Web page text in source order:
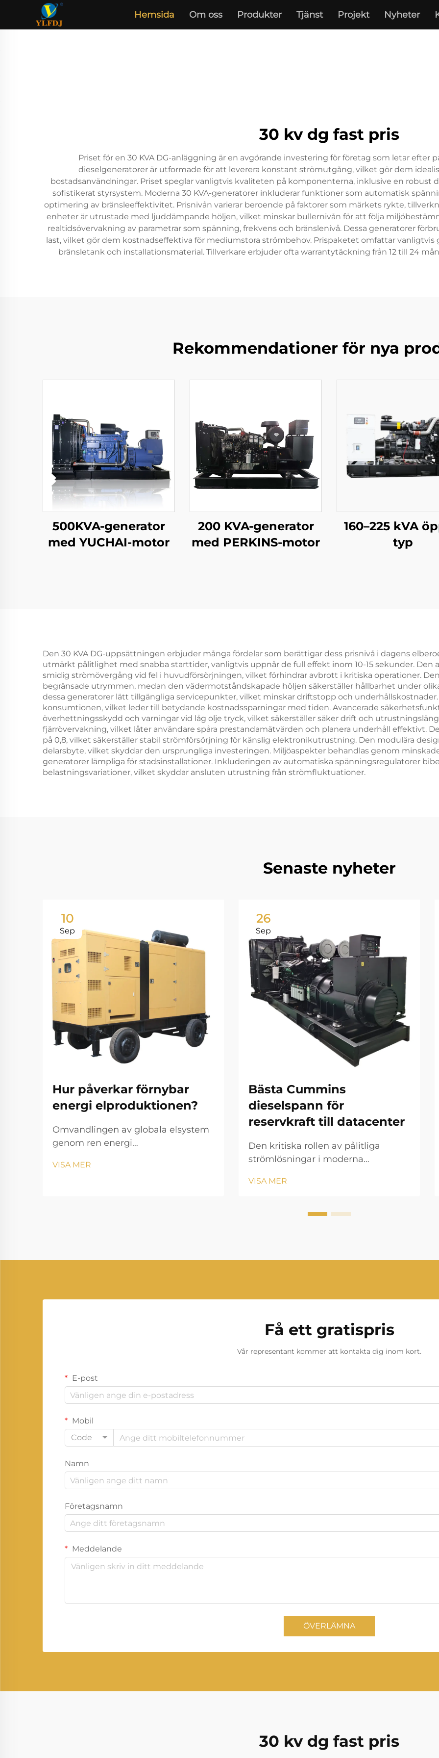
Hemsida Om oss Produkter Tjänst Projekt Nyheter
30 kv dg fast pris
Priset för en 30 KVA DG-anläggning är en avgörande investering för företag som letar efter
dieselgeneratorer är utformade för att leverera konstant strömutgång, vilket gör dem
bostadsanvändningar. Priset speglar vanligtvis kvaliteten på komponenterna, inklusive en robust
sofistikerat styrsystem. Moderna 30 KVA-generatorer inkluderar funktioner som automatisk
optimering av bränsleeffektivitet. Prisnivån varierar beroende på faktorer som märkets rykte,
enheter är utrustade med ljuddämpande höljen, vilket minskar bullernivån för att följa
realtidsövervakning av parametrar som spänning, frekvens och bränslenivå. Dessa generatorer
last, vilket gör dem kostnadseffektiva för mediumstora strömbehov. Prispaketet omfattar
bränsletank och installationsmaterial. Tillverkare erbjuder ofta warrantytäckning från 12 till 24
Rekommendationer för nya
500KVA-generator
med YUCHAI-motor
200 KVA-generator
med PERKINS-motor
160–225 kVA
typ
Den 30 KVA DG-uppsättningen erbjuder många fördelar som berättigar dess prisnivå i dagens
utmärkt pålitlighet med snabba starttider, vanligtvis uppnår de full effekt inom 10-15 sekunder. Den
smidig strömövergång vid fel i huvudförsörjningen, vilket förhindrar avbrott i kritiska operationer.
begränsade utrymmen, medan den vädermotståndskapade höljen säkerställer hållbarhet under
dessa generatorer lätt tillgängliga servicepunkter, vilket minskar driftstopp och
konsumtionen, vilket leder till betydande kostnadssparningar med tiden. Avancerade
överhettningsskydd och varningar vid låg olje tryck, vilket säkerställer säker drift och
fjärrövervakning, vilket låter användare spåra prestandamätvärden och planera underhåll effektivt.
på 0,8, vilket säkerställer stabil strömförsörjning för känslig elektronikutrustning. Den modulära
delarsbyte, vilket skyddar den ursprungliga investeringen. Miljöaspekter behandlas genom
generatorer lämpliga för stadsinstallationer. Inkluderingen av automatiska spänningsregulatorer
belastningsvariationer, vilket skyddar ansluten utrustning från strömfluktuationer.
Senaste nyheter
10
Sep
Hur påverkar förnybar
energi elproduktionen?
Omvandlingen av globala elsystem
genom ren energi
en anmärkningsvärd transformation
VISA MER
26
Sep
Bästa Cummins
dieselspann för
reservkraft till datacenter
Den kritiska rollen av pålitliga
strömlösningar i moderna
värld utgör datacenter grunden för
affärsverksamhet. Behovet av
VISA MER
Få ett gratispris
Vår representant kommer att kontakta dig inom kort.
E-post
Mobil
Code
Namn
Företagsnamn
Meddelande
ÖVERLÄMNA
30 kv dg fast pris